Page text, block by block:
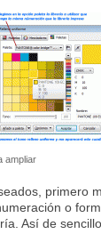
ampliar
primero
o
Así de